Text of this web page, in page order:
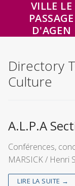
VILLE LE
PASSAGE
D'AGEN
Directory
Culture
A.L.P.A
Conférences,
MARSICK / Henri
LIRE LA SUITE →